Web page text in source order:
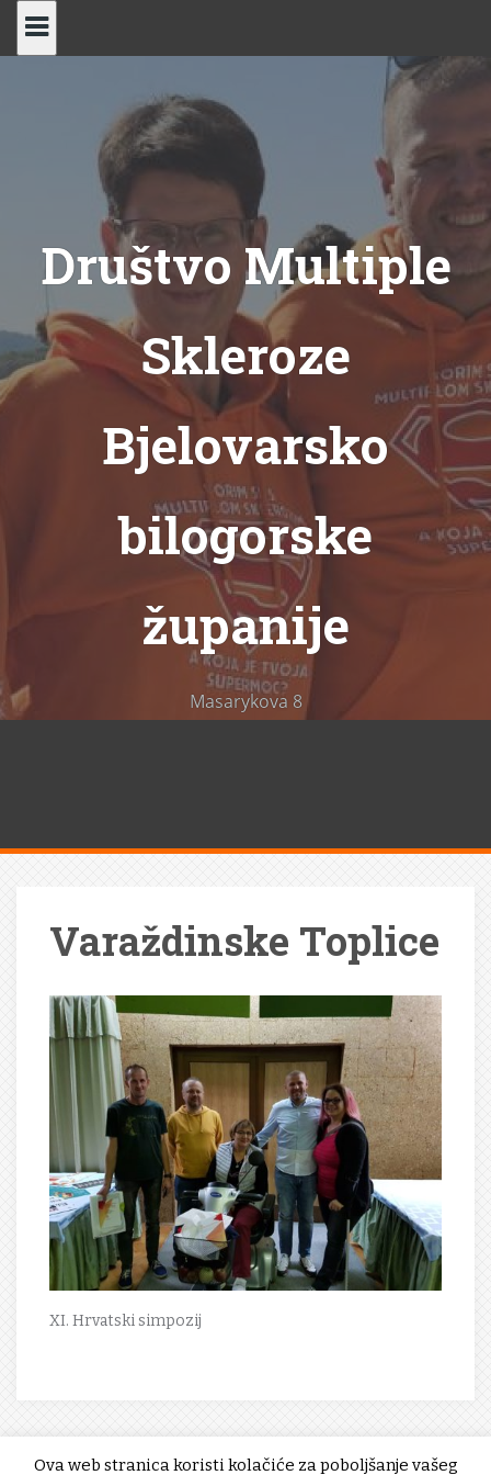
Skip
Društvo Multiple
Skleroze
Bjelovarsko
bilogorske
županije
Masarykova 8
Varaždinske Toplice
XI. Hrvatski simpozij
Ova web stranica koristi kolačiće za poboljšanje vašeg